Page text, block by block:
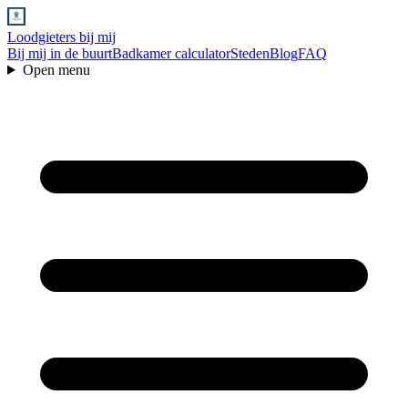
Loodgieters bij mij
Bij mij in de buurtBadkamer calculatorStedenBlogFAQ
Open menu